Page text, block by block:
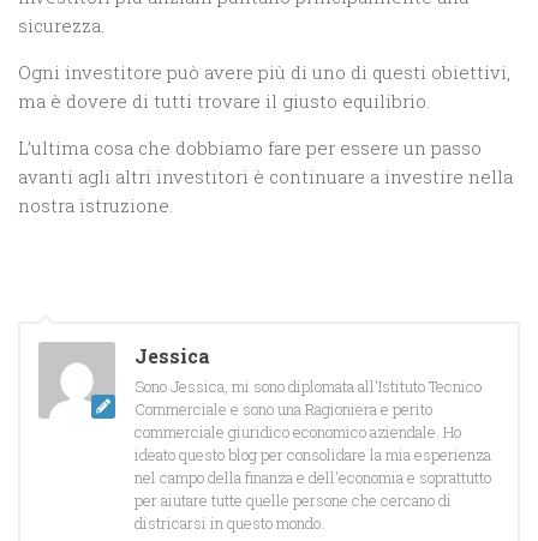
sicurezza.
Ogni investitore può avere più di uno di questi obiettivi,
ma è dovere di tutti trovare il giusto equilibrio.
L’ultima cosa che dobbiamo fare per essere un passo
avanti agli altri investitori è continuare a investire nella
nostra istruzione.
Jessica
Sono Jessica, mi sono diplomata all'Istituto Tecnico
Commerciale e sono una Ragioniera e perito
commerciale giuridico economico aziendale. Ho
ideato questo blog per consolidare la mia esperienza
nel campo della finanza e dell'economia e soprattutto
per aiutare tutte quelle persone che cercano di
districarsi in questo mondo.